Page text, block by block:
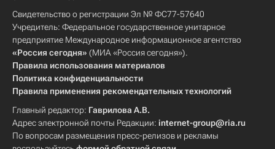
Свидетельство о регистрации Эл № ФС77-57640
Учредитель: Федеральное государственное унитарное
предприятие Международное информационное агентство
«Россия сегодня» (МИА «Россия сегодня»).
Правила использования материалов
Политика конфиденциальности
Правила применения рекомендательных технологий
Главный редактор: Гаврилова А.В.
Адрес электронной почты Редакции: internet-group@ria.ru
По вопросам размещения пресс-релизов и рекламы